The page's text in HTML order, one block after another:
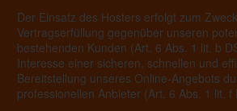
Der Einsatz des Hosters erfolgt zum
Vertragserfüllung gegenüber unseren
bestehenden Kunden (Art. 6 Abs. 1 lit. b
Interesse einer sicheren, schnellen und
Bereitstellung unseres Online-Angebots
professionellen Anbieter (Art. 6 Abs. 1 lit. f